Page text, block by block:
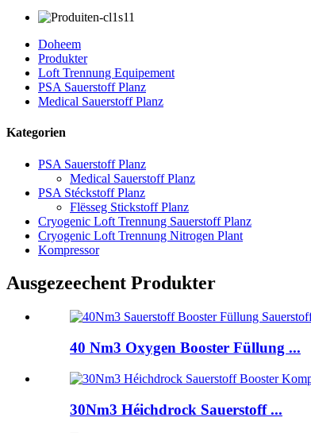
Doheem
Produkter
Loft Trennung Equipement
PSA Sauerstoff Planz
Medical Sauerstoff Planz
Kategorien
PSA Sauerstoff Planz
Medical Sauerstoff Planz
PSA Stéckstoff Planz
Flësseg Stickstoff Planz
Cryogenic Loft Trennung Sauerstoff Planz
Cryogenic Loft Trennung Nitrogen Plant
Kompressor
Ausgezeechent Produkter
40 Nm3 Oxygen Booster Füllung ...
30Nm3 Héichdrock Sauerstoff ...